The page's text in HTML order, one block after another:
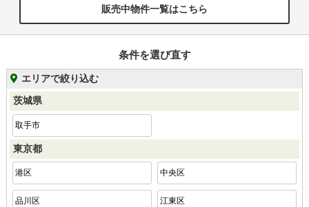
販売中物件一覧はこちら
条件を選び直す
エリアで絞り込む
茨城県
取手市
東京都
港区 中央区
品川区 江東区